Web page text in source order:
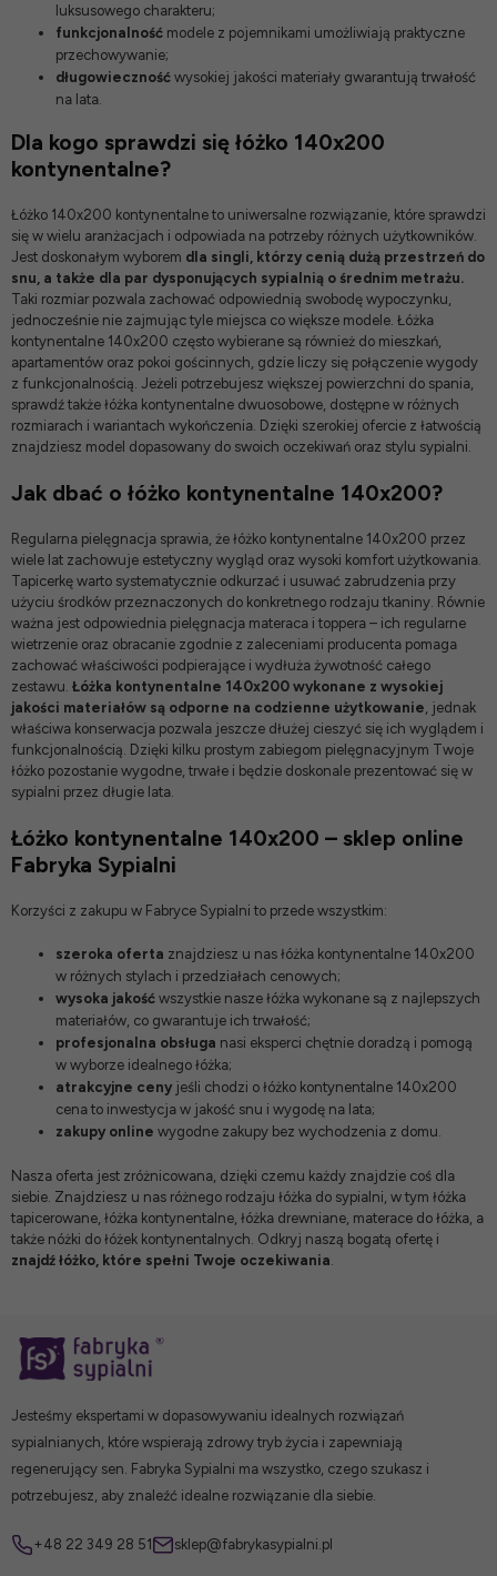
luksusowego charakteru;
funkcjonalność modele z pojemnikami umożliwiają praktyczne
przechowywanie;
długowieczność wysokiej jakości materiały gwarantują trwałość
na lata.
Dla kogo sprawdzi się łóżko 140x200
kontynentalne?
Łóżko 140x200 kontynentalne to uniwersalne rozwiązanie, które sprawdzi
się w wielu aranżacjach i odpowiada na potrzeby różnych użytkowników.
Jest doskonałym wyborem dla singli, którzy cenią dużą przestrzeń do
snu, a także dla par dysponujących sypialnią o średnim metrażu.
Taki rozmiar pozwala zachować odpowiednią swobodę wypoczynku,
jednocześnie nie zajmując tyle miejsca co większe modele. Łóżka
kontynentalne 140x200 często wybierane są również do mieszkań,
apartamentów oraz pokoi gościnnych, gdzie liczy się połączenie wygody
z funkcjonalnością. Jeżeli potrzebujesz większej powierzchni do spania,
sprawdź także łóżka kontynentalne dwuosobowe , dostępne w różnych
rozmiarach i wariantach wykończenia. Dzięki szerokiej ofercie z łatwością
znajdziesz model dopasowany do swoich oczekiwań oraz stylu sypialni.
Jak dbać o łóżko kontynentalne 140x200?
Regularna pielęgnacja sprawia, że łóżko kontynentalne 140x200 przez
wiele lat zachowuje estetyczny wygląd oraz wysoki komfort użytkowania.
Tapicerkę warto systematycznie odkurzać i usuwać zabrudzenia przy
użyciu środków przeznaczonych do konkretnego rodzaju tkaniny. Równie
ważna jest odpowiednia pielęgnacja materaca i toppera – ich regularne
wietrzenie oraz obracanie zgodnie z zaleceniami producenta pomaga
zachować właściwości podpierające i wydłuża żywotność całego
zestawu. Łóżka kontynentalne 140x200 wykonane z wysokiej
jakości materiałów są odporne na codzienne użytkowanie , jednak
właściwa konserwacja pozwala jeszcze dłużej cieszyć się ich wyglądem i
funkcjonalnością. Dzięki kilku prostym zabiegom pielęgnacyjnym Twoje
łóżko pozostanie wygodne, trwałe i będzie doskonale prezentować się w
sypialni przez długie lata.
Łóżko kontynentalne 140x200 – sklep online
Fabryka Sypialni
Korzyści z zakupu w Fabryce Sypialni to przede wszystkim:
szeroka oferta znajdziesz u nas łóżka kontynentalne 140x200
w różnych stylach i przedziałach cenowych;
wysoka jakość wszystkie nasze łóżka wykonane są z najlepszych
materiałów, co gwarantuje ich trwałość;
profesjonalna obsługa nasi eksperci chętnie doradzą i pomogą
w wyborze idealnego łóżka;
atrakcyjne ceny jeśli chodzi o łóżko kontynentalne 140x200
cena to inwestycja w jakość snu i wygodę na lata;
zakupy online wygodne zakupy bez wychodzenia z domu.
Nasza oferta jest zróżnicowana, dzięki czemu każdy znajdzie coś dla
siebie. Znajdziesz u nas różnego rodzaju łóżka do sypialni , w tym łóżka
tapicerowane łóżka kontynentalne łóżka drewniane materace do łóżka , a
także nóżki do łóżek kontynentalnych . Odkryj naszą bogatą ofertę i
znajdź łóżko, które spełni Twoje oczekiwania
Jesteśmy ekspertami w dopasowywaniu idealnych rozwiązań
sypialnianych, które wspierają zdrowy tryb życia i zapewniają
regenerujący sen. Fabryka Sypialni ma wszystko, czego szukasz i
potrzebujesz, aby znaleźć idealne rozwiązanie dla siebie.
+48 22 349 28 51 sklep@fabrykasypialni.pl